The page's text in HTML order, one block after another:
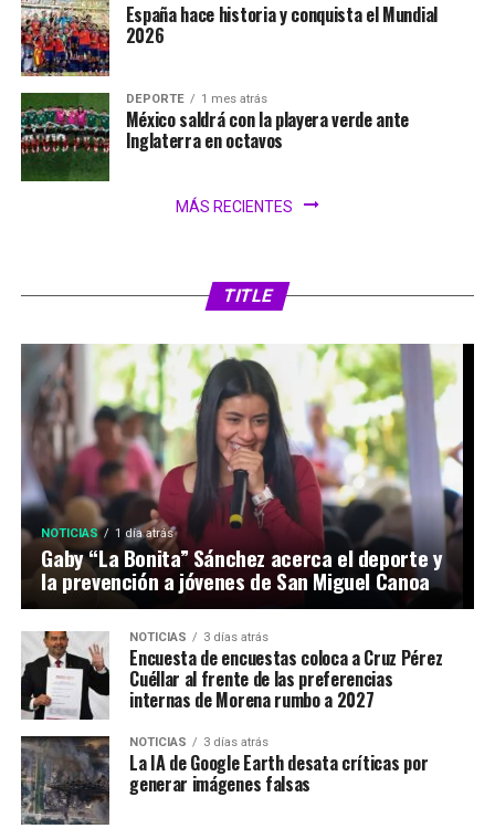
España hace historia y conquista el Mundial
2026
DEPORTE 1 mes atrás
México saldrá con la playera verde ante
Inglaterra en octavos
MÁS RECIENTES
TITLE
FIFA analiza ampliar el Mundial 2030 a 64
selecciones
NOTICIAS 1 día atrás
Gaby “La Bonita” Sánchez acerca el deporte y
la prevención a jóvenes de San Miguel Canoa
NOTICIAS 3 días atrás
Encuesta de encuestas coloca a Cruz Pérez
Cuéllar al frente de las preferencias
internas de Morena rumbo a 2027
NOTICIAS 3 días atrás
La IA de Google Earth desata críticas por
generar imágenes falsas